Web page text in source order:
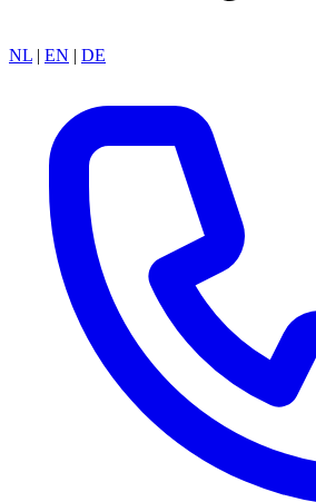
NL | EN | DE